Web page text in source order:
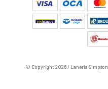
© Copyright 2026 / Laneria Simpson